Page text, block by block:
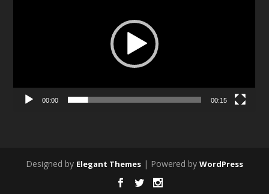
00:00 00:15
Designed by Elegant Themes | Powered by WordPress